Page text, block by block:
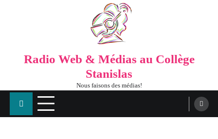
Radio Web & Médias au Collège
Stanislas
Nous faisons des médias!